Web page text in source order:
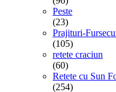
Peste
(23)
Prajituri-
(105)
retete craciun
(60)
Retete cu Sun
(254)